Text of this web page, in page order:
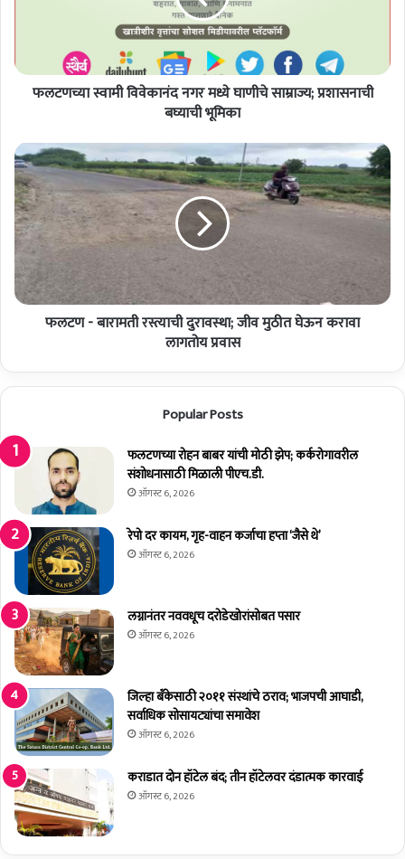
वे
न
ग
र
म
ध्ये
घा
णी
चे
सा
प्र
ना
ची
ब
ची
भू
मि
फलटणच्या स्वामी विवेकानंद नगर मध्ये घाणीचे साम्राज्य; प्रशासनाची
बघ्याची भूमिका
फ
ल
ट
ण
-
बा
म
ती
दु
स्था
;
जी
मु
ठी
त
ऊ
न
क
रा
वा
ला
ग
तो
य
प्र
वा
स
फलटण - बारामती रस्त्याची दुरावस्था; जीव मुठीत घेऊन करावा
लागतोय प्रवास
Popular Posts
फलटणच्या रोहन बाबर यांची मोठी झेप; कर्करोगावरील
संशोधनासाठी मिळाली पीएच.डी.
ऑगस्ट 6, 2026
रेपो दर कायम, गृह-वाहन कर्जाचा हप्ता ‘जैसे थे’
ऑगस्ट 6, 2026
लग्नानंतर नववधूच दरोडेखोरांसोबत पसार
ऑगस्ट 6, 2026
जिल्हा बँकेसाठी २०११ संस्थांचे ठराव; भाजपची आघाडी,
सर्वाधिक सोसायट्यांचा समावेश
ऑगस्ट 6, 2026
कराडात दोन हॉटेल बंद; तीन हॉटेलवर दंडात्मक कारवाई
ऑगस्ट 6, 2026